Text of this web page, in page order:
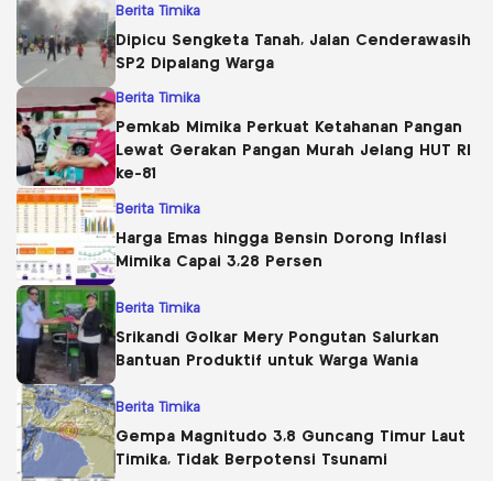
Berita Timika
Dipicu Sengketa Tanah, Jalan Cenderawasih
SP2 Dipalang Warga
Berita Timika
Pemkab Mimika Perkuat Ketahanan Pangan
Lewat Gerakan Pangan Murah Jelang HUT RI
ke-81
Berita Timika
Harga Emas hingga Bensin Dorong Inflasi
Mimika Capai 3,28 Persen
Berita Timika
Srikandi Golkar Mery Pongutan Salurkan
Bantuan Produktif untuk Warga Wania
Berita Timika
Gempa Magnitudo 3,8 Guncang Timur Laut
Timika, Tidak Berpotensi Tsunami